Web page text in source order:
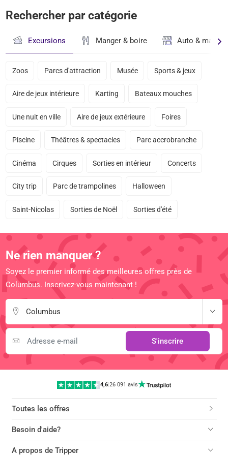
Rechercher par catégorie
Excursions Manger & boire Auto &
Zoos Parcs d'attraction Musée Sports & jeux
Aire de jeux intérieure Karting Bateaux mouches
Une nuit en ville Aire de jeux extérieure Foires
Piscine Théâtres & spectacles Parc accrobranche
Cinéma Cirques Sorties en intérieur Concerts
City trip Parc de trampolines Halloween
Saint-Nicolas Sorties de Noël Sorties d'été
Ne rien manquer ?
Soyez le premier informé des meilleures offres près de
Columbus. Inscrivez-vous maintenant !
Columbus
S'inscrire
4,6|26 091 avis
Toutes les offres
Besoin d'aide?
A propos de Tripper